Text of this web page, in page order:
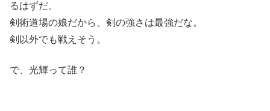
るはずだ。
剣術道場の娘だから、剣の強さは最強だな。
剣以外でも戦えそう。
で、光輝って誰？